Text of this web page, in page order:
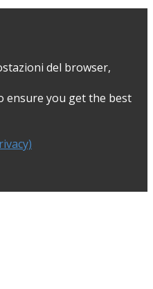
del browser,
ensure you get the best